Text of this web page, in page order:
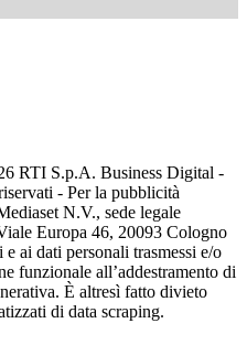
RTI S.p.A. Business Digital -
- Per la pubblicità
N.V., sede legale
Europa 46, 20093 Cologno
ai dati personali trasmessi e/o
funzionale all’addestramento di
È altresì fatto divieto
di data scraping.